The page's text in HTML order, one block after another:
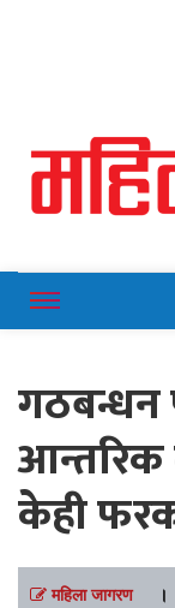
गठबन्धन
आन्तरिक
केही फरक
महिला जागरण।